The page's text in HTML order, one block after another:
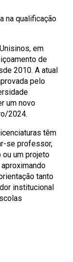
na qualificação
em
de
2010. A atual
pelo
um novo
2024.
têm
se professor,
ou um projeto
tanto
institucional